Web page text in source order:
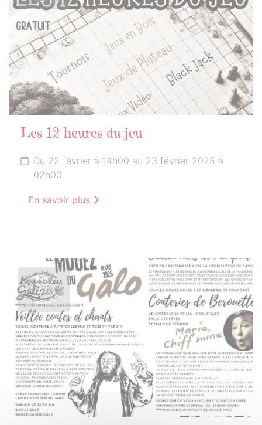
Les 12 heures du jeu
Du 22 février à 14h00 au 23 février 2025 à
02h00
En savoir plus
1er
MARS
2025